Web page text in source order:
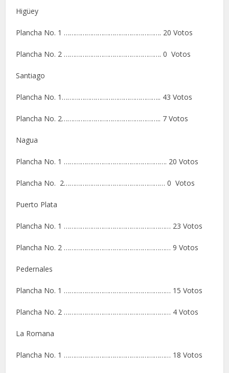
Higüey
Plancha No. 1 ……………………………………………. 20 Votos
Plancha No. 2 ……………………………………………. 0 Votos
Santiago
Plancha No. 1…………………………………………….. 43 Votos
Plancha No. 2…………………………………………….. 7 Votos
Nagua
Plancha No. 1 ………………………………………………. 20 Votos
Plancha No. 2……………………………………………… 0 Votos
Puerto Plata
Plancha No. 1 ………………………………………………… 23 Votos
Plancha No. 2 ………………………………………………… 9 Votos
Pedernales
Plancha No. 1 ………………………………………………… 15 Votos
Plancha No. 2 ………………………………………………… 4 Votos
La Romana
Plancha No. 1 ………………………………………………… 18 Votos